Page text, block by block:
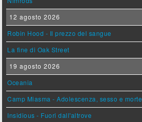
12 agosto 2026
Robin Hood - Il prezzo del sangue
La fine di Oak Street
19 agosto 2026
Oceania
Camp Miasma - Adolescenza, sesso e morte
Insidious - Fuori dall'altrove